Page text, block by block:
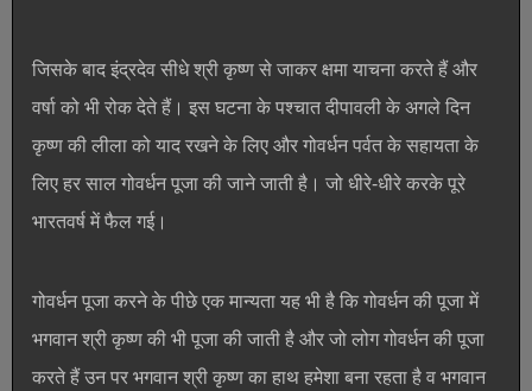
जिसके बाद इंद्रदेव सीधे श्री कृष्ण से जाकर क्षमा याचना करते हैं और
वर्षा को भी रोक देते हैं। इस घटना के पश्चात दीपावली के अगले दिन
कृष्ण की लीला को याद रखने के लिए और गोवर्धन पर्वत के सहायता के
लिए हर साल गोवर्धन पूजा की जाने जाती है। जो धीरे-धीरे करके पूरे
भारतवर्ष में फैल गई।
गोवर्धन पूजा करने के पीछे एक मान्यता यह भी है कि गोवर्धन की पूजा में
भगवान श्री कृष्ण की भी पूजा की जाती है और जो लोग गोवर्धन की पूजा
करते हैं उन पर भगवान श्री कृष्ण का हाथ हमेशा बना रहता है व भगवान